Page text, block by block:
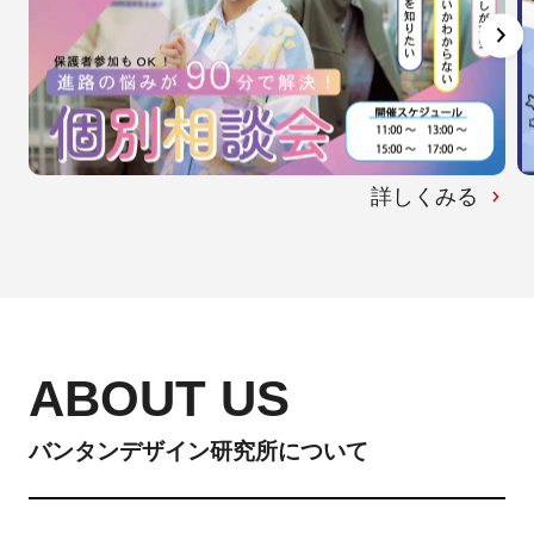
詳しくみる
ABOUT US
バンタンデザイン研究所について